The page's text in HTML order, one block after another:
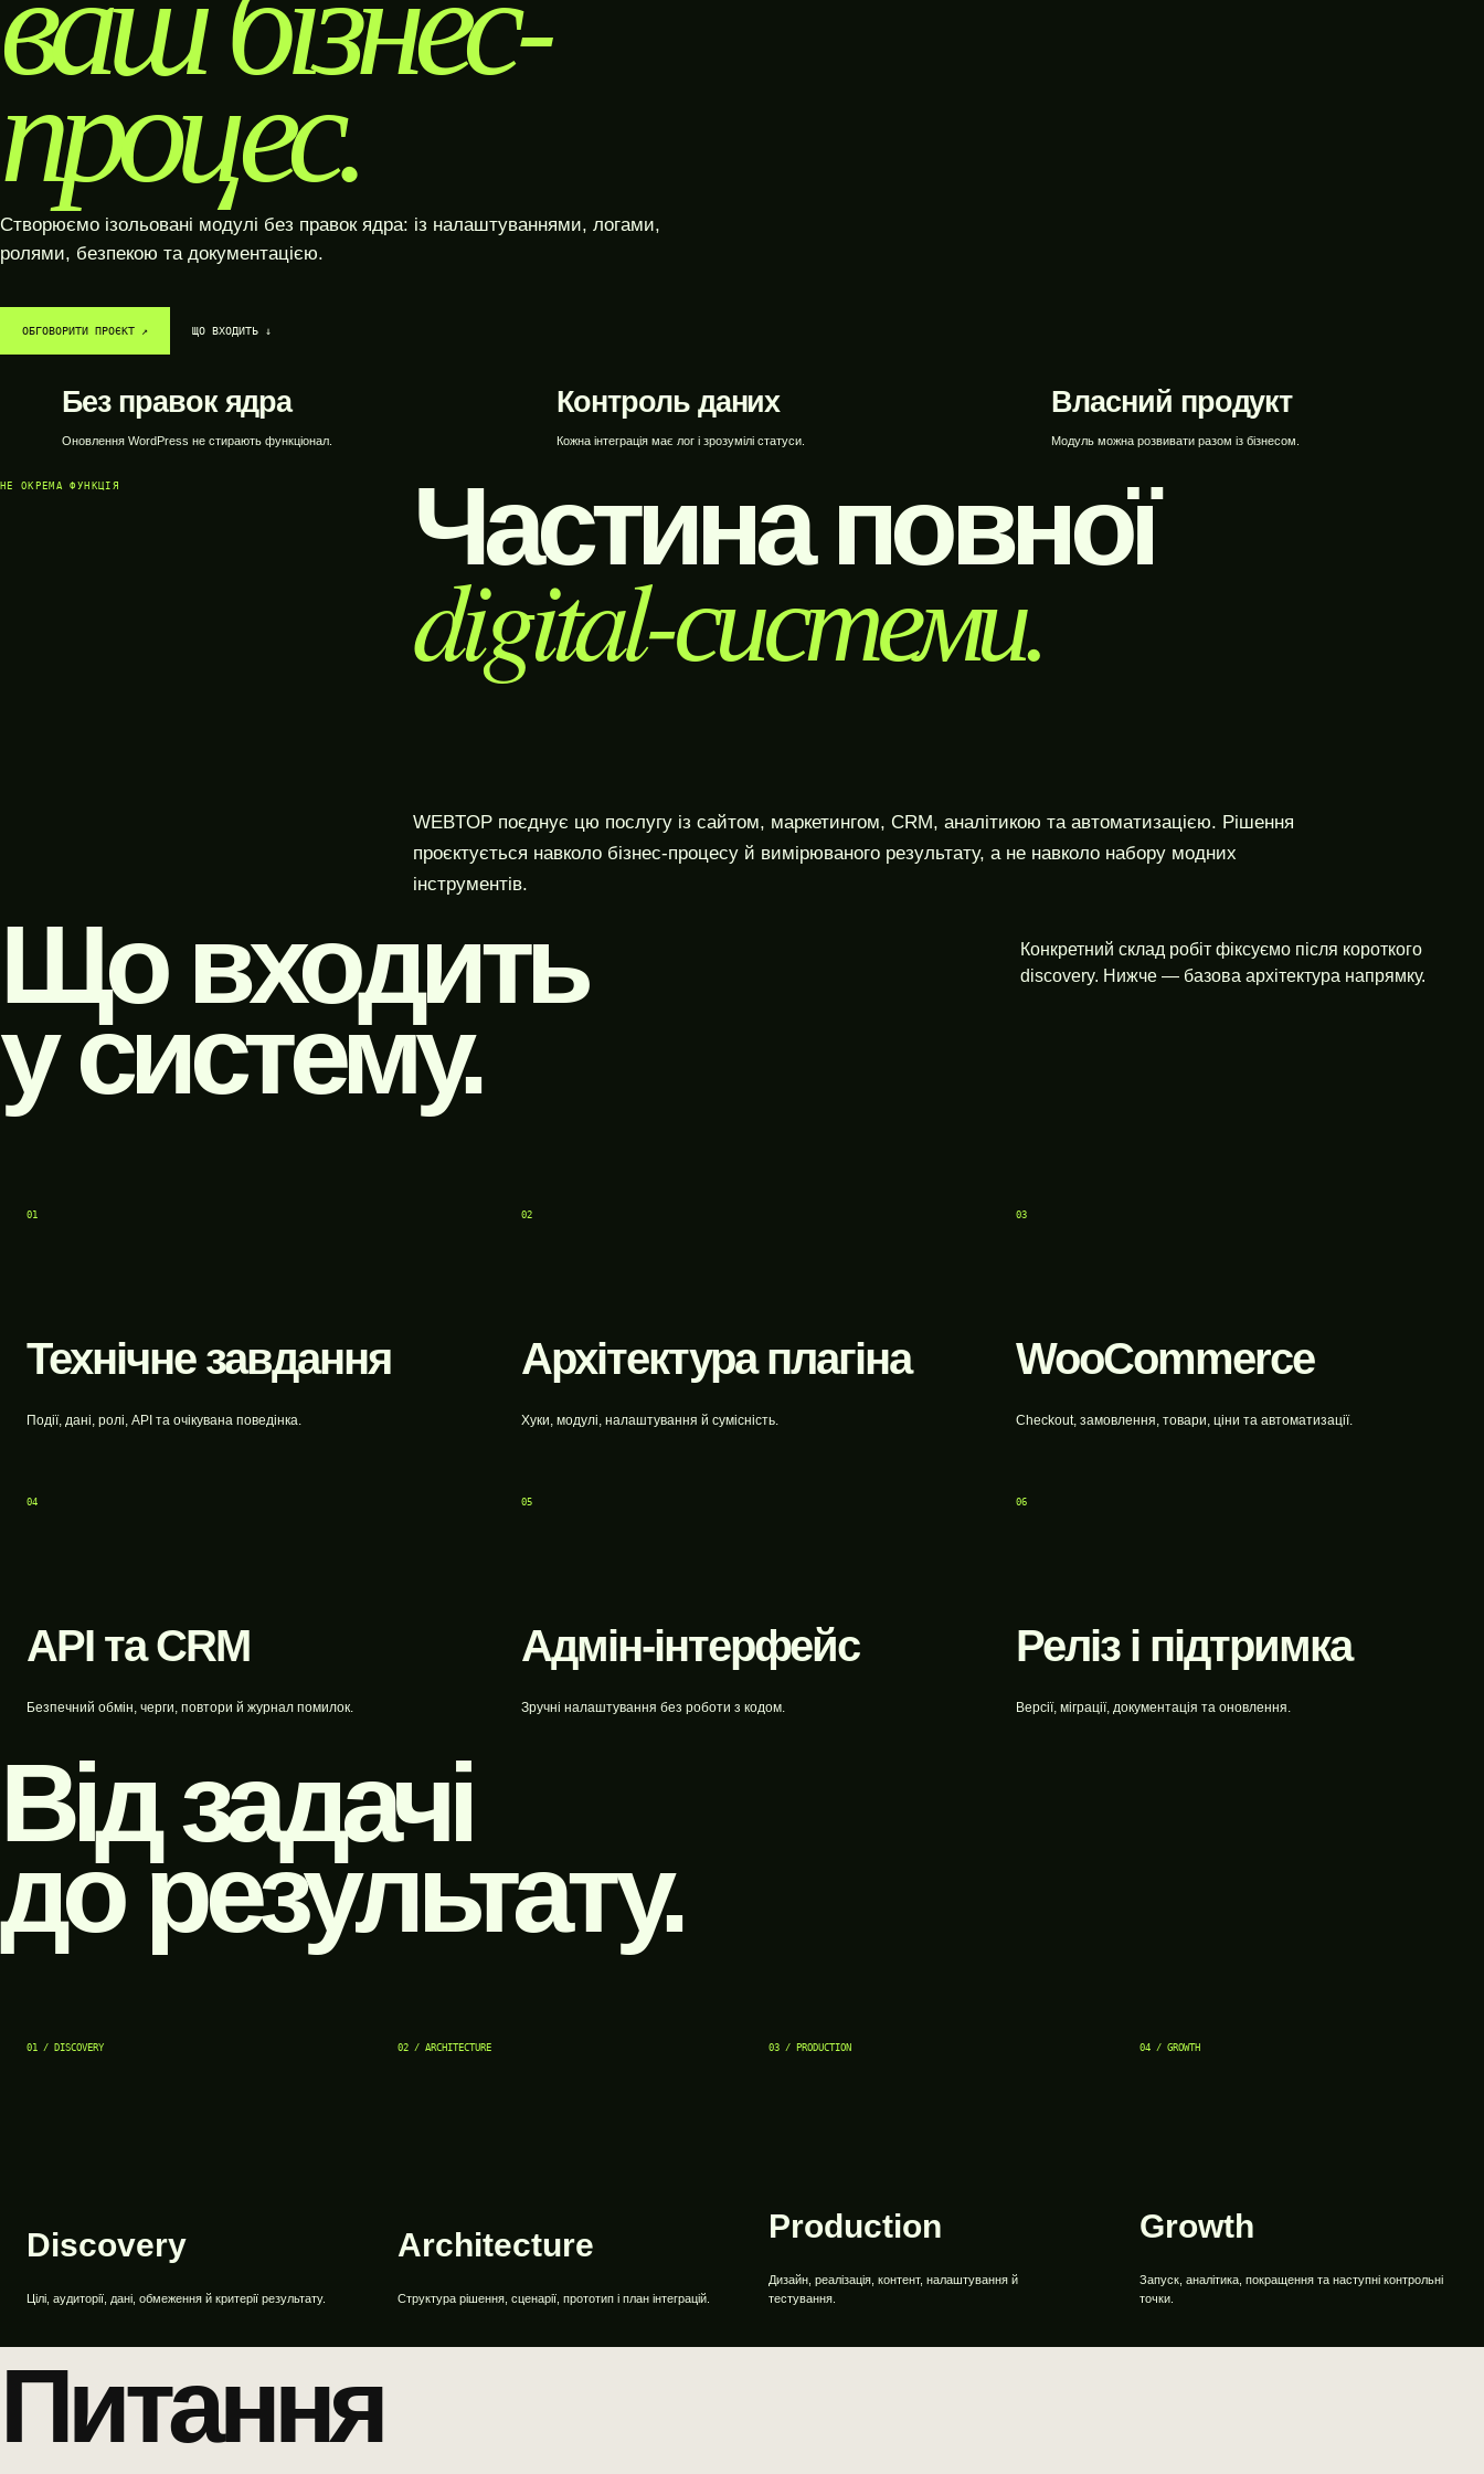
процес.
Створюємо ізольовані модулі без правок ядра: із налаштуваннями, логами,
ролями, безпекою та документацією.
ОБГОВОРИТИ ПРОЄКТ ↗︎ ЩО ВХОДИТЬ ↓
Без правок ядра
Оновлення WordPress не стирають функціонал.
Контроль даних
Кожна інтеграція має лог і зрозумілі статуси.
Власний продукт
Модуль можна розвивати разом із бізнесом.
НЕ ОКРЕМА ФУНКЦІЯ Частина повної
digital-системи.
WEBTOP поєднує цю послугу із сайтом, маркетингом, CRM, аналітикою та автоматизацією. Рішення
проєктується навколо бізнес-процесу й вимірюваного результату, а не навколо набору модних
інструментів.
Що входить
у систему.
Конкретний склад робіт фіксуємо після короткого
discovery. Нижче — базова архітектура напрямку.
01
Технічне завдання
Події, дані, ролі, API та очікувана поведінка.
02
Архітектура плагіна
Хуки, модулі, налаштування й сумісність.
03
WooCommerce
Checkout, замовлення, товари, ціни та автоматизації.
04
API та CRM
Безпечний обмін, черги, повтори й журнал помилок.
05
Адмін-інтерфейс
Зручні налаштування без роботи з кодом.
06
Реліз і підтримка
Версії, міграції, документація та оновлення.
Від задачі
до результату.
01 / DISCOVERY
Discovery
Цілі, аудиторії, дані, обмеження й критерії результату.
02 / ARCHITECTURE
Architecture
Структура рішення, сценарії, прототип і план інтеграцій.
03 / PRODUCTION
Production
Дизайн, реалізація, контент, налаштування й
тестування.
04 / GROWTH
Growth
Запуск, аналітика, покращення та наступні контрольні
точки.
Питання